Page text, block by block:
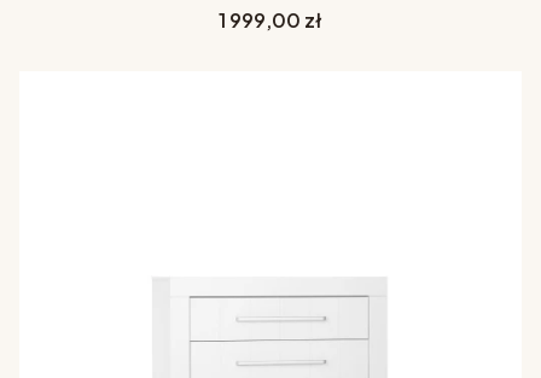
Cena
1 999,00 zł